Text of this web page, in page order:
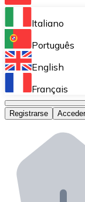
Bitnovo Ramp
Integra
Bitnovo
Bitnovo OTC
Bitnovo ATM
Integra un
Bitnovo API
Italiano
Português
English
Français
Registrarse Acceder